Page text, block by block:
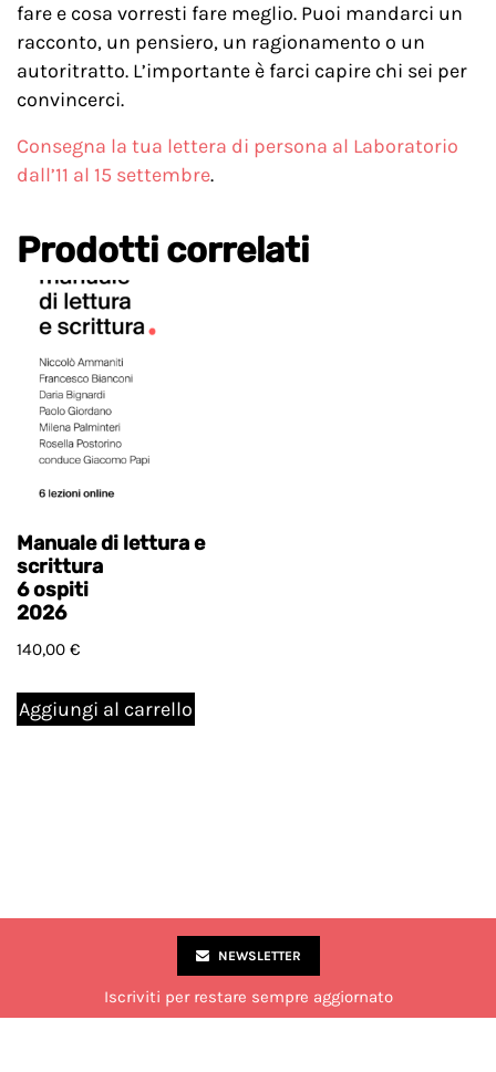
fare e cosa vorresti fare meglio. Puoi mandarci un
racconto, un pensiero, un ragionamento o un
autoritratto. L’importante è farci capire chi sei per
convincerci.
Consegna la tua lettera di persona al Laboratorio
dall’11 al 15 settembre.
Prodotti correlati
Manuale di lettura e
scrittura
6 ospiti
2026
140,00 €
Aggiungi al carrello
NEWSLETTER
Iscriviti per restare sempre aggiornato